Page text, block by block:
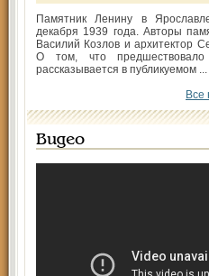
Памятник Ленину в
декабря 1939 года. Авторы
Василий Козлов и архитектор
О том, что
рассказывается в публикуемом ...
Все
Видео